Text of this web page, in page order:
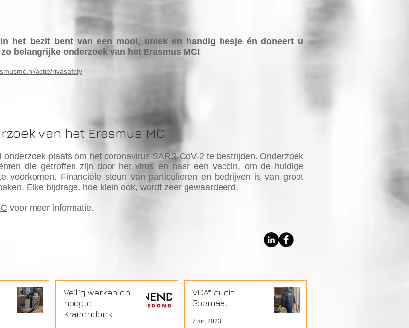
het bezit bent van een mooi, uniek en handig hesje én doneert u
belangrijke onderzoek van het Erasmus MC!
actie/rivasafety
van het Erasmus MC
plaats om het coronavirus SARS-CoV-2 te bestrijden. Onderzoek
die getroffen zijn door het virus en naar een vaccin, om de huidige
voorkomen. Financiële steun van particulieren en bedrijven is van groot
Elke bijdrage, hoe klein ook, wordt zeer gewaardeerd.
voor meer informatie.
Veilig werken op
hoogte
Kranendonk
VCA* audit
Goemaat
7 mrt 2023